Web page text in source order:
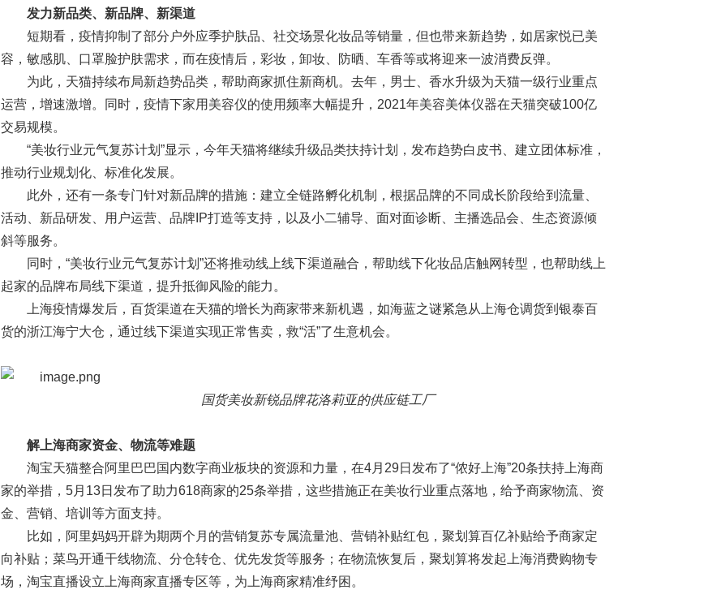
发力新品类、新品牌、新渠道
短期看，疫情抑制了部分户外应季护肤品、社交场景化妆品等销量，但也带来新趋势，如居家悦已美
容，敏感肌、口罩脸护肤需求，而在疫情后，彩妆，卸妆、防晒、车香等或将迎来一波消费反弹。
为此，天猫持续布局新趋势品类，帮助商家抓住新商机。去年，男士、香水升级为天猫一级行业重点
运营，增速激增。同时，疫情下家用美容仪的使用频率大幅提升，2021年美容美体仪器在天猫突破100亿
交易规模。
“美妆行业元气复苏计划”显示，今年天猫将继续升级品类扶持计划，发布趋势白皮书、建立团体标准，
推动行业规划化、标准化发展。
此外，还有一条专门针对新品牌的措施：建立全链路孵化机制，根据品牌的不同成长阶段给到流量、
活动、新品研发、用户运营、品牌IP打造等支持，以及小二辅导、面对面诊断、主播选品会、生态资源倾
斜等服务。
同时，“美妆行业元气复苏计划”还将推动线上线下渠道融合，帮助线下化妆品店触网转型，也帮助线上
起家的品牌布局线下渠道，提升抵御风险的能力。
上海疫情爆发后，百货渠道在天猫的增长为商家带来新机遇，如海蓝之谜紧急从上海仓调货到银泰百
货的浙江海宁大仓，通过线下渠道实现正常售卖，救“活”了生意机会。
国货美妆新锐品牌花洛莉亚的供应链工厂
解上海商家资金、物流等难题
淘宝天猫整合阿里巴巴国内数字商业板块的资源和力量，在4月29日发布了“侬好上海”20条扶持上海商
家的举措，5月13日发布了助力618商家的25条举措，这些措施正在美妆行业重点落地，给予商家物流、资
金、营销、培训等方面支持。
比如，阿里妈妈开辟为期两个月的营销复苏专属流量池、营销补贴红包，聚划算百亿补贴给予商家定
向补贴；菜鸟开通干线物流、分仓转仓、优先发货等服务；在物流恢复后，聚划算将发起上海消费购物专
场，淘宝直播设立上海商家直播专区等，为上海商家精准纾困。